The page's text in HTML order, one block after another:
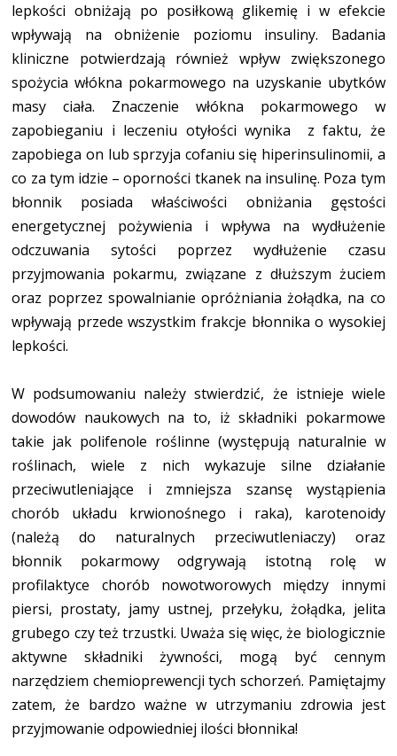
lepkości obniżają po posiłkową glikemię i w efekcie
wpływają na obniżenie poziomu insuliny. Badania
kliniczne potwierdzają również wpływ zwiększonego
spożycia włókna pokarmowego na uzyskanie ubytków
masy ciała. Znaczenie włókna pokarmowego w
zapobieganiu i leczeniu otyłości wynika z faktu, że
zapobiega on lub sprzyja cofaniu się hiperinsulinomii, a
co za tym idzie – oporności tkanek na insulinę. Poza tym
błonnik posiada właściwości obniżania gęstości
energetycznej pożywienia i wpływa na wydłużenie
odczuwania sytości poprzez wydłużenie czasu
przyjmowania pokarmu, związane z dłuższym żuciem
oraz poprzez spowalnianie opróżniania żołądka, na co
wpływają przede wszystkim frakcje błonnika o wysokiej
lepkości.
W podsumowaniu należy stwierdzić, że istnieje wiele
dowodów naukowych na to, iż składniki pokarmowe
takie jak polifenole roślinne (występują naturalnie w
roślinach, wiele z nich wykazuje silne działanie
przeciwutleniające i zmniejsza szansę wystąpienia
chorób układu krwionośnego i raka), karotenoidy
(należą do naturalnych przeciwutleniaczy) oraz
błonnik pokarmowy odgrywają istotną rolę w
profilaktyce chorób nowotworowych między innymi
piersi, prostaty, jamy ustnej, przełyku, żołądka, jelita
grubego czy też trzustki. Uważa się więc, że biologicznie
aktywne składniki żywności, mogą być cennym
narzędziem chemioprewencji tych schorzeń. Pamiętajmy
zatem, że bardzo ważne w utrzymaniu zdrowia jest
przyjmowanie odpowiedniej ilości błonnika!